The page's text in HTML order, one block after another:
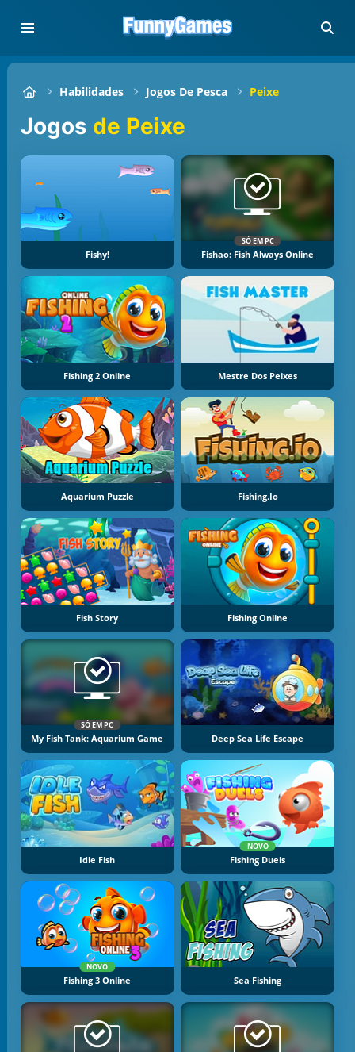
Habilidades Jogos De Pesca Peixe
Jogos de Peixe
Fishy!
SÓ EM PC
Fishao: Fish Always Online
Fishing 2 Online Mestre Dos Peixes
Aquarium Puzzle Fishing.io
Fish Story Fishing Online
SÓ EM PC
My Fish Tank: Aquarium Game Deep Sea Life Escape
Idle Fish
NOVO
Fishing Duels
NOVO
Fishing 3 Online Sea Fishing